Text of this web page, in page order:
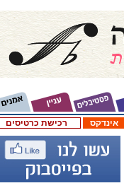
רכישת כרטיסים אינדקס